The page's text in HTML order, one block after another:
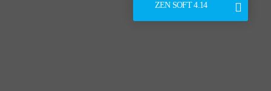
ZEN SOFT 4.14